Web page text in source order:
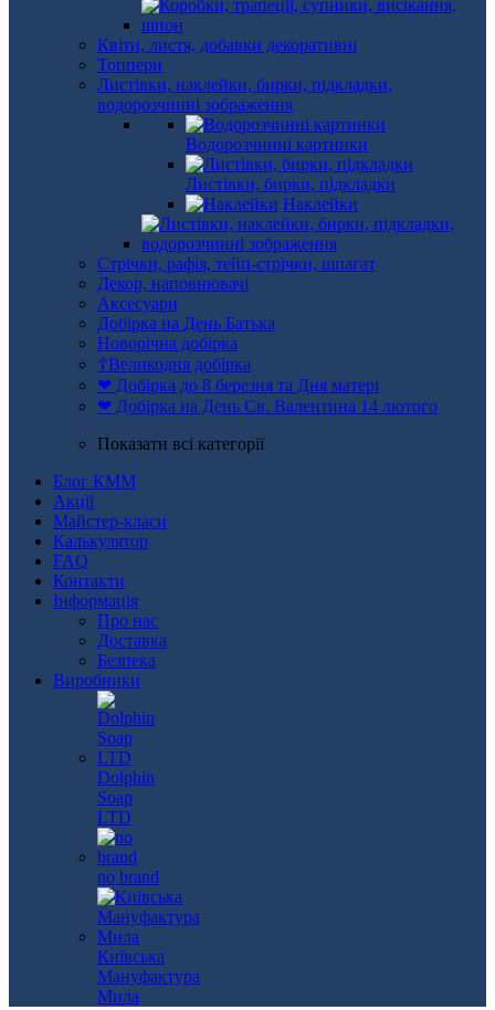
Квіти, листя, добавки декоративні
Топпери
Листівки, наклейки, бирки, підкладки,
водорозчинні зображення
Водорозчинні картинки
Листівки, бирки, підкладки
Наклейки
Стрічки, рафія, тейп-стрічки, шпагат
Декор, наповнювачі
Аксесуари
Добірка на День Батька
Новорічна добірка
☦Великодня добірка
❤ Добірка до 8 березня та Дня матері
❤ Добірка на День Св. Валентина 14 лютого
Показати всі категорії
Блог КММ
Акції
Майстер-класи
Калькулятор
FAQ
Контакти
Інформація
Про нас
Доставка
Безпека
Виробники
Dolphin
Soap
LTD
no brand
Київська
Мануфактура
Мила